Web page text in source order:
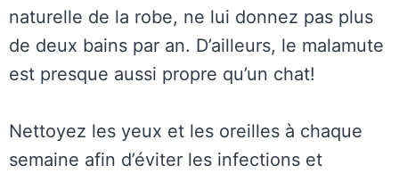
naturelle de la robe, ne lui donnez pas plus
de deux bains par an. D’ailleurs, le malamute
est presque aussi propre qu’un chat!
Nettoyez les yeux et les oreilles à chaque
semaine afin d’éviter les infections et